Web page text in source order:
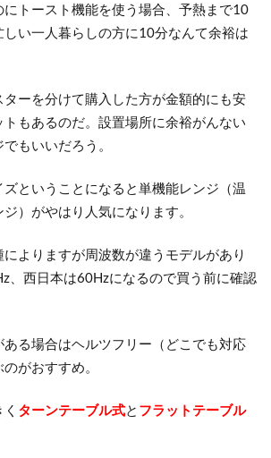
トースト機能を使う場合、予熱まで10
い一人暮らしの方に10分なんて余裕は
ターを分けて購入した方が金額的にも安
トもあるのだ。設置場所に余裕がんない
もいいだろう。
ということになると単機能レンジ （温
）がやはり人気になります。
よりますが周波数が違うモデルがあり
、西日本は60Hzになるので買う前に確認
る場合はヘルツフリー（どこでも対応
がおすすめ。
ターンテーブル式と フラットテーブル